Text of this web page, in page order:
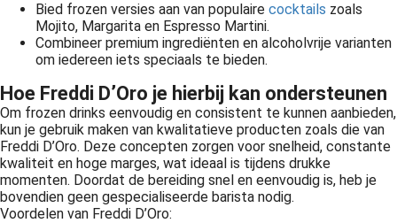
Bied frozen versies aan van populaire cocktails zoals
Mojito, Margarita en Espresso Martini.
Combineer premium ingrediënten en alcoholvrije varianten
om iedereen iets speciaals te bieden.
Hoe Freddi D’Oro je hierbij kan ondersteunen
Om frozen drinks eenvoudig en consistent te kunnen aanbieden,
kun je gebruik maken van kwalitatieve producten zoals die van
Freddi D’Oro. Deze concepten zorgen voor snelheid, constante
kwaliteit en hoge marges, wat ideaal is tijdens drukke
momenten. Doordat de bereiding snel en eenvoudig is, heb je
bovendien geen gespecialiseerde barista nodig.
Voordelen van Freddi D’Oro: